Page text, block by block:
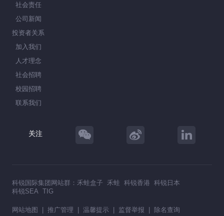
社会责任
公司新闻
投资者关系
加入我们
人才理念
社会招聘
校园招聘
联系我们
关注
科锐国际集团网站群： 禾蛙盒子 禾蛙 科锐香港 科锐日本
科锐SEA TIG
网站地图 | 推广管理 | 温馨提示 | 监督举报 | 除名查询